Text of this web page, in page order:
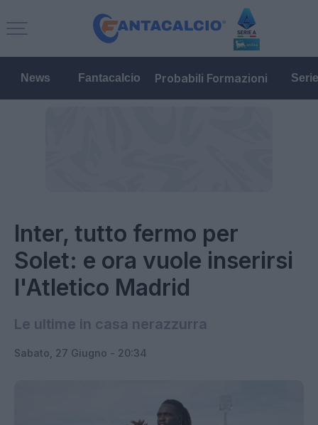
News Fantacalcio Probabili Formazioni
Inter, tutto fermo per
Solet: e ora vuole inserirsi
l'Atletico Madrid
Le ultime in casa nerazzurra
Sabato, 27 Giugno - 20:34